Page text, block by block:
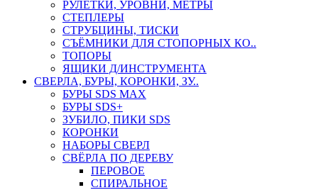
РУЛЕТКИ, УРОВНИ, МЕТРЫ
СТЕПЛЕРЫ
СТРУБЦИНЫ, ТИСКИ
СЪЁМНИКИ ДЛЯ СТОПОРНЫХ КО..
ТОПОРЫ
ЯЩИКИ Д/ИНСТРУМЕНТА
СВЕРЛА, БУРЫ, КОРОНКИ, ЗУ..
БУРЫ SDS MAX
БУРЫ SDS+
ЗУБИЛО, ПИКИ SDS
КОРОНКИ
НАБОРЫ СВЕРЛ
СВЁРЛА ПО ДЕРЕВУ
ПЕРОВОЕ
СПИРАЛЬНОЕ